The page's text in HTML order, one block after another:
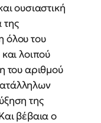
ουσιαστική
όλου του
λοιπού
του αριθμού
της
βέβαια ο